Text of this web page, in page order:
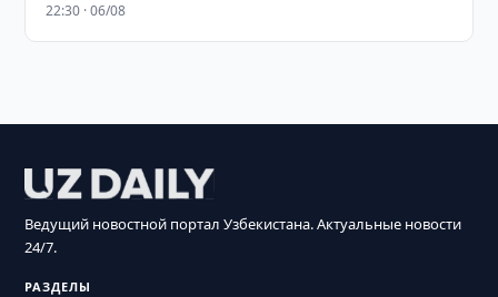
22:30 · 06/08
Ведущий новостной портал Узбекистана. Актуальные новости
24/7.
РАЗДЕЛЫ